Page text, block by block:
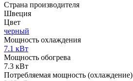
Страна производителя
Швеция
Цвет
черный
Мощность охлаждения
7.1 кВт
Мощность обогрева
7.3 кВт
Потребляемая мощность (охлаждение)